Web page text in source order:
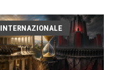
INTERNAZIONALE